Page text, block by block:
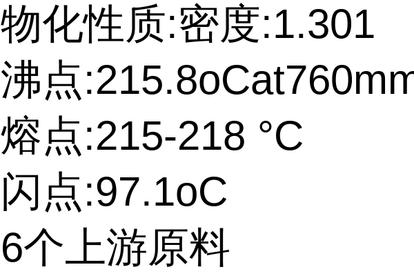
物化性质:密度:1.301
沸点
熔点:215-218 °C
闪点:97.1oC
6个上游原料